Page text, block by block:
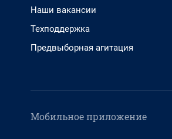
Наши вакансии
Техподдержка
Предвыборная агитация
Мобильное приложение